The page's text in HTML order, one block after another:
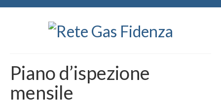
Piano d’ispezione
mensile